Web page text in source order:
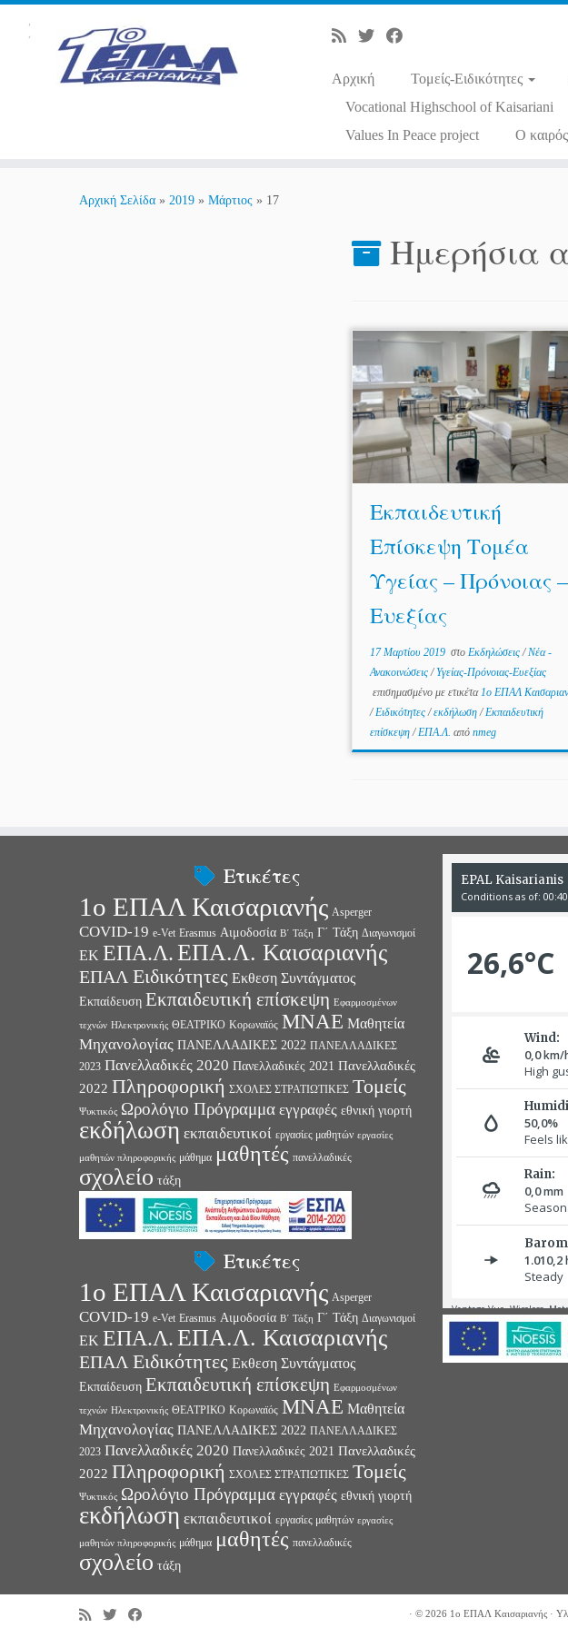
Αρχική Τομείς-Ειδικότητες
Vocational Highschool of Kaisariani
Values In Peace project
Ο καιρός
Αρχική Σελίδα » 2019 » Μάρτιος » 17
Ημερήσια
Εκπαιδευτική
Επίσκεψη Τομέα
Υγείας – Πρόνοιας –
Ευεξίας
17 Μαρτίου 2019 στοΕκδηλώσεις/Νέα -
Ανακοινώσεις/Υγείας-Πρόνοιας-Ευεξίας
επισημασμένο με ετικέτα1ο ΕΠΑΛ
/Ειδικότητες/εκδήλωση/Εκπαιδευτική
επίσκεψη/ΕΠΑ.Λ.απόnmeg
Ετικέτες
1ο ΕΠΑΛ Καισαριανής Asperger
COVID-19 e-Vet Erasmus Αιμοδοσία Β΄ Τάξη Γ΄ Τάξη Διαγωνισμοί
ΕΚ ΕΠΑ.Λ.ΕΠΑ.Λ. Καισαριανής
ΕΠΑΛ Ειδικότητες Εκθεση Συντάγματος
Εκπαίδευση Εκπαιδευτική επίσκεψη Εφαρμοσμένων
τεχνών Ηλεκτρονικής ΘΕΑΤΡΙΚΟ Κορωναϊός ΜΝΑΕ Μαθητεία
Μηχανολογίας ΠΑΝΕΛΛΑΔΙΚΕΣ 2022 ΠΑΝΕΛΛΑΔΙΚΕΣ
2023 Πανελλαδικές 2020 Πανελλαδικές 2021 Πανελλαδικές
2022 Πληροφορική ΣΧΟΛΕΣ ΣΤΡΑΤΙΩΤΙΚΕΣ Τομείς
Ψυκτικός Ωρολόγιο Πρόγραμμα εγγραφές εθνική γιορτή
εκδήλωση εκπαιδευτικοί εργασίες μαθητών εργασίες
μαθητών πληροφορικής μάθημα μαθητές πανελλαδικές
σχολείο τάξη
Ετικέτες
1ο ΕΠΑΛ Καισαριανής Asperger
COVID-19 e-Vet Erasmus Αιμοδοσία Β΄ Τάξη Γ΄ Τάξη Διαγωνισμοί
ΕΚ ΕΠΑ.Λ.ΕΠΑ.Λ. Καισαριανής
ΕΠΑΛ Ειδικότητες Εκθεση Συντάγματος
Εκπαίδευση Εκπαιδευτική επίσκεψη Εφαρμοσμένων
τεχνών Ηλεκτρονικής ΘΕΑΤΡΙΚΟ Κορωναϊός ΜΝΑΕ Μαθητεία
Μηχανολογίας ΠΑΝΕΛΛΑΔΙΚΕΣ 2022 ΠΑΝΕΛΛΑΔΙΚΕΣ
2023 Πανελλαδικές 2020 Πανελλαδικές 2021 Πανελλαδικές
2022 Πληροφορική ΣΧΟΛΕΣ ΣΤΡΑΤΙΩΤΙΚΕΣ Τομείς
Ψυκτικός Ωρολόγιο Πρόγραμμα εγγραφές εθνική γιορτή
εκδήλωση εκπαιδευτικοί εργασίες μαθητών εργασίες
μαθητών πληροφορικής μάθημα μαθητές πανελλαδικές
σχολείο τάξη
· © 2026 1ο ΕΠΑΛ Καισαριανής·